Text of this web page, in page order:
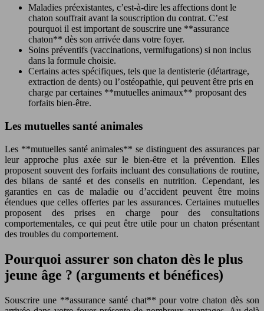
Maladies préexistantes, c’est-à-dire les affections dont le
chaton souffrait avant la souscription du contrat. C’est
pourquoi il est important de souscrire une **assurance
chaton** dès son arrivée dans votre foyer.
Soins préventifs (vaccinations, vermifugations) si non inclus
dans la formule choisie.
Certains actes spécifiques, tels que la dentisterie (détartrage,
extraction de dents) ou l’ostéopathie, qui peuvent être pris en
charge par certaines **mutuelles animaux** proposant des
forfaits bien-être.
Les mutuelles santé animales
Les **mutuelles santé animales** se distinguent des assurances par
leur approche plus axée sur le bien-être et la prévention. Elles
proposent souvent des forfaits incluant des consultations de routine,
des bilans de santé et des conseils en nutrition. Cependant, les
garanties en cas de maladie ou d’accident peuvent être moins
étendues que celles offertes par les assurances. Certaines mutuelles
proposent des prises en charge pour des consultations
comportementales, ce qui peut être utile pour un chaton présentant
des troubles du comportement.
Pourquoi assurer son chaton dès le plus
jeune âge ? (arguments et bénéfices)
Souscrire une **assurance santé chat** pour votre chaton dès son